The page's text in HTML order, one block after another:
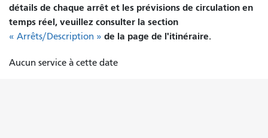
détails de chaque arrêt et les prévisions de circulation en
temps réel, veuillez consulter la section
« Arrêts/Description » de la page de l'itinéraire.
Aucun service à cette date